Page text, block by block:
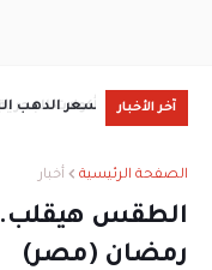
آخر الأخبار سعر الدهب اليوم 3
الصفحة الرئيسية أخبار
الطقس
رمضان (مصر)